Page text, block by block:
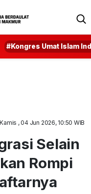
#Kongres Umat Islam
Kamis , 04 Jun 2026, 10:50 WIB
Selain
Rompi